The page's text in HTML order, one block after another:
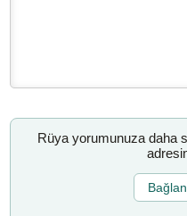
Rüya yorumunuza daha